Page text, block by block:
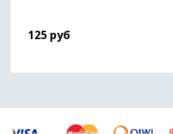
125 руб